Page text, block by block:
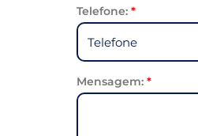
Telefone:*
Mensagem:*